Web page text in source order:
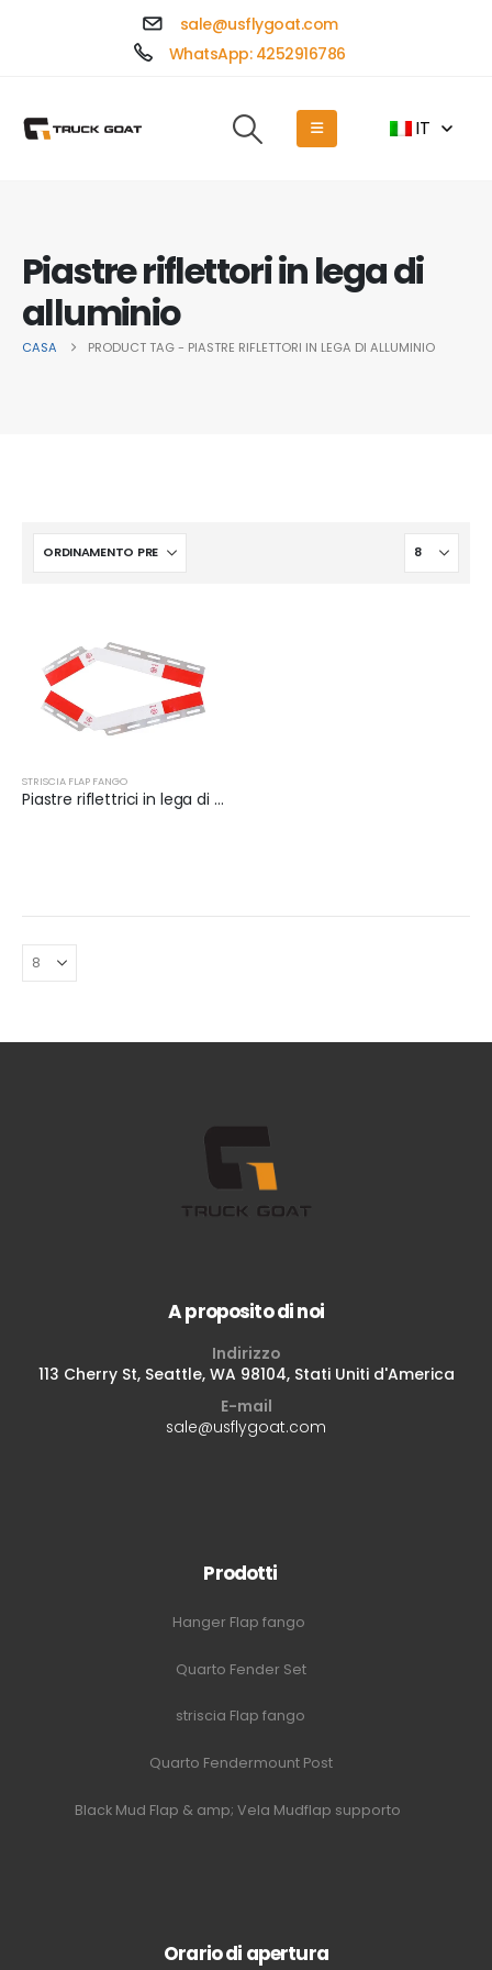
sale@usflygoat.com
WhatsApp: 4252916786
IT
Piastre riflettori in lega di
alluminio
CASA PRODUCT TAG - PIASTRE RIFLETTORI IN LEGA DI ALLUMINIO
STRISCIA FLAP FANGO
Piastre riflettrici in lega di alluminio per rimorchio | XKJ-MFS-Q24AL
A proposito di noi
Indirizzo
113 Cherry St, Seattle, WA 98104, Stati Uniti d'America
E-mail
sale@usflygoat.com
Prodotti
Hanger Flap fango
Quarto Fender Set
striscia Flap fango
Quarto Fendermount Post
Black Mud Flap & amp; Vela Mudflap supporto
Orario di apertura